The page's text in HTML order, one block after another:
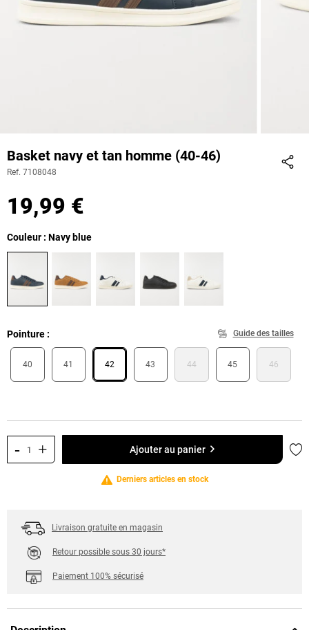
Basket navy et tan homme (40-46)
Ref. 7108048
19,99 €
Couleur : Navy blue
Pointure Guide des tailles
40 41 42 43 44 45 46
- + Ajouter au panier
Derniers articles en stock
Livraison gratuite en magasin
Retour possible sous 30 jours*
Paiement 100% sécurisé